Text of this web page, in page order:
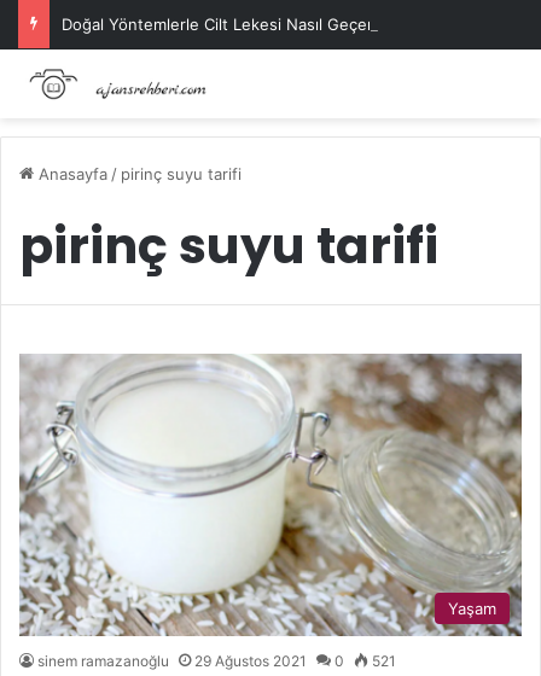
Doğal Yöntemlerle Cilt Lekesi Nasıl Geçer?
Anasayfa / pirinç suyu tarifi
pirinç suyu tarifi
Yaşam
sinem ramazanoğlu 29 Ağustos 2021 0 521